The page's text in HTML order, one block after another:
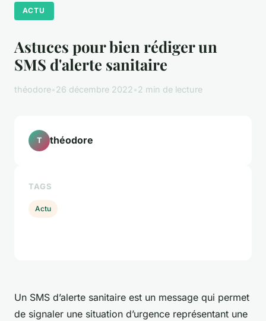
ACTU
Astuces pour bien rédiger un
SMS d'alerte sanitaire
théodore•26 décembre 2022•2 min de lecture
Un SMS d’alerte sanitaire est un message qui permet
de signaler une situation d’urgence représentant une
T théodore
TAGS
Actu